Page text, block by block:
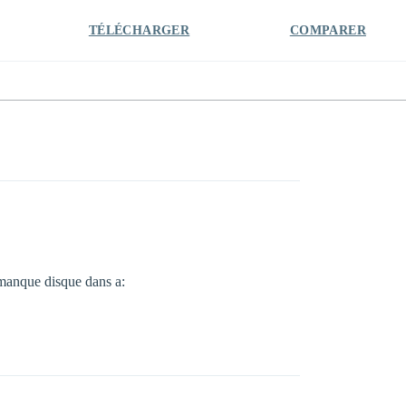
TÉLÉCHARGER COMPARER
disque dans a: